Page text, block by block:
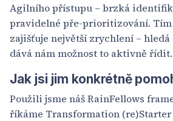
Agilního přístupu – brzká
pravidelné pře-prioritizování.
zajišťuje největší zrychlení – hledá
dává nám možnost to aktivně řídit.
Jak jsi jim konkrétně
Použili jsme náš RainFellows
říkáme Transformation (re)Starter